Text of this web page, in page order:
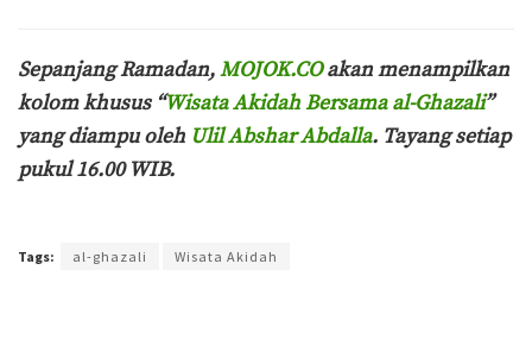
Sepanjang Ramadan,MOJOK.COakan menampilkan
kolom khusus “Wisata Akidah Bersama al-Ghazali”
yang diampu oleh Ulil Abshar Abdalla. Tayang setiap
pukul 16.00 WIB.
Tags: al-ghazali Wisata Akidah